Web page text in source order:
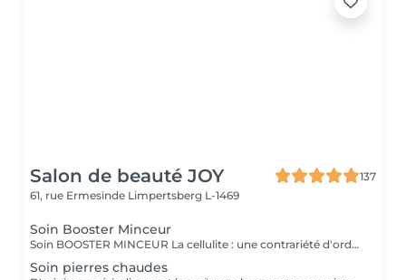
Salon de beauté JOY
137
61, rue Ermesinde Limpertsberg L-1469
Soin Booster Minceur
Soin BOOSTER MINCEUR La cellulite : une contrariété d'ordre circulatoire. La professionnelle de l'esthétique mettra un point d'honneur à améliorer les échanges sanguins et lymphatiques tout au long de la cure minceur grâce à des manuvres toniques, des effleurages et également des pressions ascendantes. DES RÉSULTATS VISIBLES Améliore la circulation sanguine et lymphatique Améliore l'estime de soi et l'acceptation de son corps à chaque séance Dissocie les amas adipeux Améliore l'aspect de la peau, diminution des capitons : Visible dès les 10 premiers jours EN CURE 8 à 12 séances à raison de 2 séances par semaine Pour un résultat optimal, l'application de produits minceur tels que l'ESSENCE D'ESTIME BOOSTER MINCEUR et la CRÈME MINCEUR 24H est primordiale et doit s'accompagner d'une alimentation équilibrée et d'une pratique sportive régulière
Soin pierres chaudes